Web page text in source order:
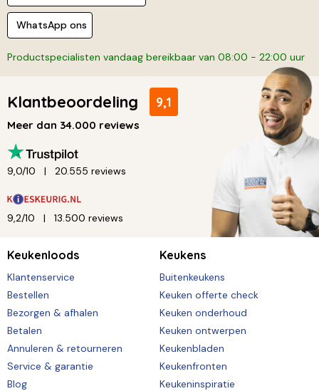
WhatsApp ons
Productspecialisten vandaag bereikbaar van 08:00 - 22:00 uur
Klantbeoordeling 9,1
Meer dan 34.000 reviews
9,0/10 20.555 reviews
9,2/10 13.500 reviews
Keukenloods
Klantenservice
Bestellen
Bezorgen & afhalen
Betalen
Annuleren & retourneren
Service & garantie
Blog
Keukens
Buitenkeukens
Keuken offerte check
Keuken onderhoud
Keuken ontwerpen
Keukenbladen
Keukenfronten
Keukeninspiratie